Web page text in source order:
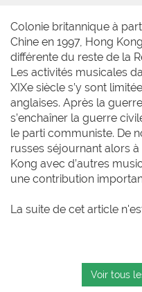
Colonie britannique à
Chine en 1997, Hong
différente du reste de la
Les activités musicales
XIXe siècle s’y sont
anglaises. Après la
s’enchaîner la guerre
le parti communiste. De
russes séjournant alors
Kong avec d’autres
une contribution
La suite de cet article
Voir tous